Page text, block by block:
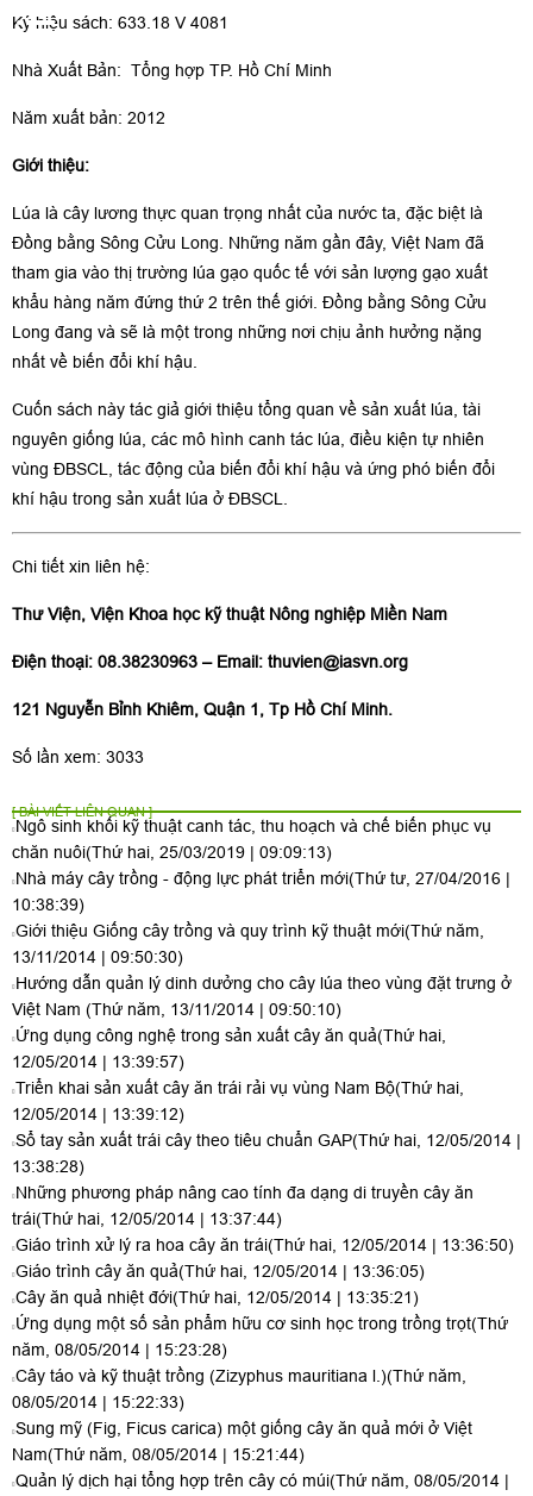
Ký hiệu sách: 633.18 V 4081
Nhà Xuất Bản: Tổng hợp TP. Hồ Chí Minh
Năm xuất bản: 2012
Giới thiệu:
Lúa là cây lương thực quan trọng nhất của nước ta, đặc biệt là
Đồng bằng Sông Cửu Long. Những năm gần đây, Việt Nam đã
tham gia vào thị trường lúa gạo quốc tế với sản lượng gạo xuất
khẩu hàng năm đứng thứ 2 trên thế giới. Đồng bằng Sông Cửu
Long đang và sẽ là một trong những nơi chịu ảnh hưởng nặng
nhất về biến đổi khí hậu.
Cuốn sách này tác giả giới thiệu tổng quan về sản xuất lúa, tài
nguyên giống lúa, các mô hình canh tác lúa, điều kiện tự nhiên
vùng ĐBSCL, tác động của biến đổi khí hậu và ứng phó biến đổi
khí hậu trong sản xuất lúa ở ĐBSCL.
Chi tiết xin liên hệ:
Thư Viện, Viện Khoa học kỹ thuật Nông nghiệp Miền Nam
Điện thoại: 08.38230963 – Email: thuvien@iasvn.org
121 Nguyễn Bỉnh Khiêm, Quận 1, Tp Hồ Chí Minh.
Số lần xem: 3033
[ BÀI VIẾT LIÊN QUAN ]
Ngô sinh khối kỹ thuật canh tác, thu hoạch và chế biến phục vụ
chăn nuôi(Thứ hai, 25/03/2019 | 09:09:13)
Nhà máy cây trồng - động lực phát triển mới(Thứ tư, 27/04/2016 |
10:38:39)
Giới thiệu Giống cây trồng và quy trình kỹ thuật mới(Thứ năm,
13/11/2014 | 09:50:30)
Hướng dẫn quản lý dinh dưởng cho cây lúa theo vùng đặt trưng ở
Việt Nam (Thứ năm, 13/11/2014 | 09:50:10)
Ứng dụng công nghệ trong sản xuất cây ăn quả(Thứ hai,
12/05/2014 | 13:39:57)
Triển khai sản xuất cây ăn trái rải vụ vùng Nam Bộ(Thứ hai,
12/05/2014 | 13:39:12)
Sổ tay sản xuất trái cây theo tiêu chuẩn GAP(Thứ hai, 12/05/2014 |
13:38:28)
Những phương pháp nâng cao tính đa dạng di truyền cây ăn
trái(Thứ hai, 12/05/2014 | 13:37:44)
Giáo trình xử lý ra hoa cây ăn trái(Thứ hai, 12/05/2014 | 13:36:50)
Giáo trình cây ăn quả(Thứ hai, 12/05/2014 | 13:36:05)
Cây ăn quả nhiệt đới(Thứ hai, 12/05/2014 | 13:35:21)
Ứng dụng một số sản phẩm hữu cơ sinh học trong trồng trọt(Thứ
năm, 08/05/2014 | 15:23:28)
Cây táo và kỹ thuật trồng (Zizyphus mauritiana l.)(Thứ năm,
08/05/2014 | 15:22:33)
Sung mỹ (Fig, Ficus carica) một giống cây ăn quả mới ở Việt
Nam(Thứ năm, 08/05/2014 | 15:21:44)
Quản lý dịch hại tổng hợp trên cây có múi(Thứ năm, 08/05/2014 |